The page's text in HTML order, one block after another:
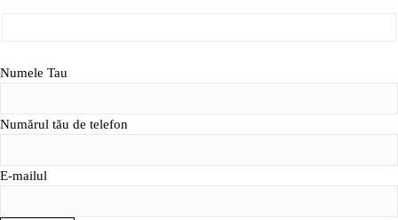
Numele Tau
Numărul tău de telefon
E-mailul